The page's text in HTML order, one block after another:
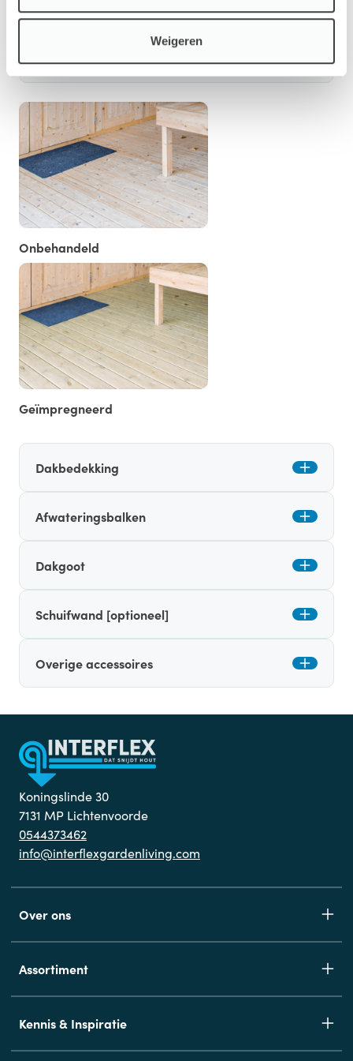
Weigeren
Opties
Vloer/Fundament
Onbehandeld
Geïmpregneerd
Dakbedekking
Afwateringsbalken
Dakgoot
Schuifwand [optioneel]
Overige accessoires
Koningslinde 30
7131 MP Lichtenvoorde
0544373462
info@interflexgardenliving.com
Over ons
Assortiment
Kennis & Inspiratie